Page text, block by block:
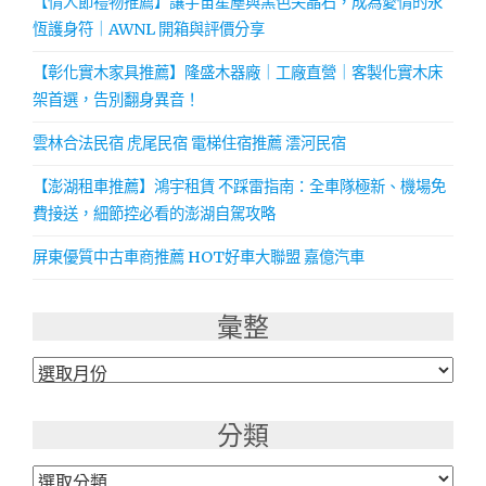
恆護身符｜AWNL 開箱與評價分享
【彰化實木家具推薦】隆盛木器廠｜工廠直營｜客製化實木床
架首選，告別翻身異音！
雲林合法民宿 虎尾民宿 電梯住宿推薦 澐河民宿
【澎湖租車推薦】鴻宇租賃 不踩雷指南：全車隊極新、機場免
費接送，細節控必看的澎湖自駕攻略
屏東優質中古車商推薦 HOT好車大聯盟 嘉億汽車
彙整
彙
分類
分